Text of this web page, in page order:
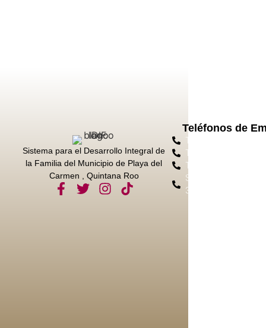
Sistema para el Desarrollo Integral de
la Familia del Municipio de Playa del
Carmen , Quintana Roo
Teléfonos de
Tel. Protección Civil
Tel. Emergencias 911
Tel. Bomberos 984
Sec. Seg. Ciudadana
3050 Ext. 11028